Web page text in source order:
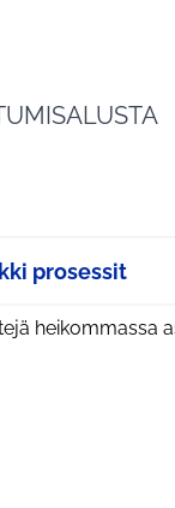
prosessit
heikommassa